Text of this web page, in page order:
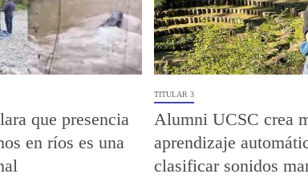
que presencia
en ríos es una
TITULAR 3
Alumni UCSC crea
aprendizaje
clasificar sonidos